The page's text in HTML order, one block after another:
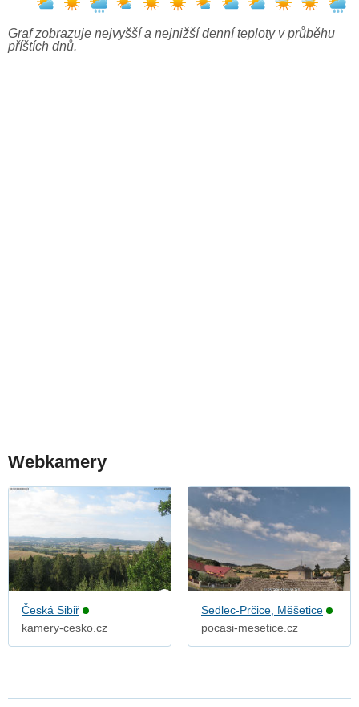
Graf zobrazuje nejvyšší a nejnižší denní teploty v průběhu
příštích dnů.
Webkamery
Česká Sibiř
kamery-cesko.cz
Sedlec-Prčice, Měšetice
pocasi-mesetice.cz